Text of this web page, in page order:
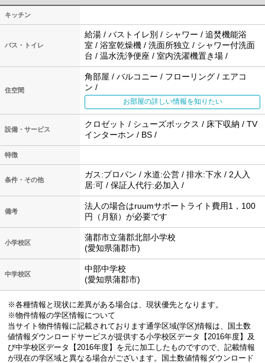
キッチン
バス・トイレ
給湯 / バストイレ別 / シャワー / 追焚機能浴
室 / 浴室乾燥機 / 洗面所独立 / シャワー付洗面
台 / 温水洗浄便座 / 室内洗濯機置き場 /
住空間
角部屋 / バルコニー / フローリング / エアコ
ン /
お部屋の詳しい情報を知りたい
設備・サービス
クロゼット / シューズボックス / 床下収納 / TV
インターホン / BS /
特徴
条件・その他
ガス:プロパン / 水道:公営 / 排水:下水 / 2人入
居:可 / 保証人代行:必加入 /
備考
法人の場合はruumサポートライト費用1，100
円（月額）が必要です
小学校区
蒲郡市立蒲郡北部小学校
(愛知県蒲郡市)
中学校区
中部中学校
(愛知県蒲郡市)
※各種情報と現状に差異がある場合は、現状優先となります。
※物件情報の学区情報について
当サイト物件情報に記載されております通学区域(学区)情報は、国土数
値情報ダウンロードサービスが提供する小学校区データ【2016年度】及
び中学校区データ【2016年度】を元に加工したものですので、記載情報
が現在の学区域と異なる場合がございます。国土数値情報ダウンロード